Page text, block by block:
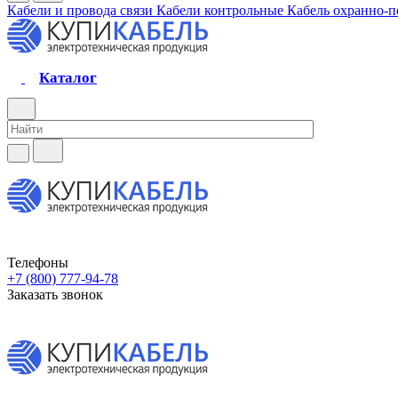
Кабели и провода связи Кабели контрольные Кабель охранно-
Каталог
Телефоны
+7 (800) 777-94-78
Заказать звонок